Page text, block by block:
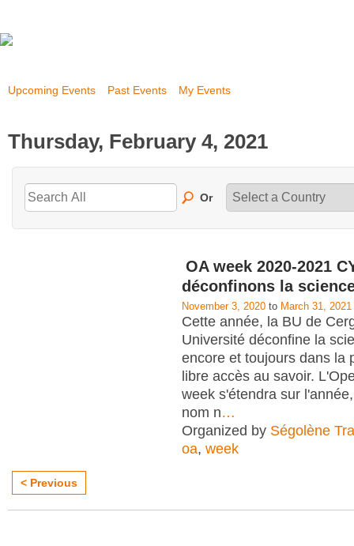
Upcoming Events Past Events My Events
Thursday, February 4, 2021
Or
OA week 2020-2021
déconfinons la
November 3, 2020 to March 31, 2021
Cette année, la BU de
Université déconfine la
encore et toujours dans la
libre accès au savoir.
week s'étendra sur
nom n…
Organized by Ségolène
oa, week
< Previous